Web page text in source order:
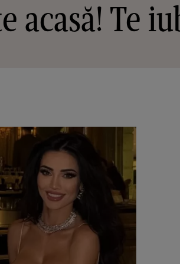
acasă! Te